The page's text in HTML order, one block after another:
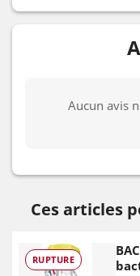
Aucun avis
Ces articles
RUPTURE